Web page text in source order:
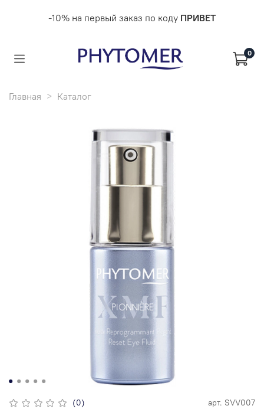
-10% на первый заказ по коду ПРИВЕТ
0
Главная Каталог
(0) арт. SVV007